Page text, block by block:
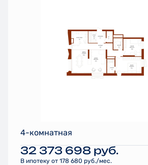
4-комнатная
32 373 698 руб.
В ипотеку от 178 680 руб./мес.